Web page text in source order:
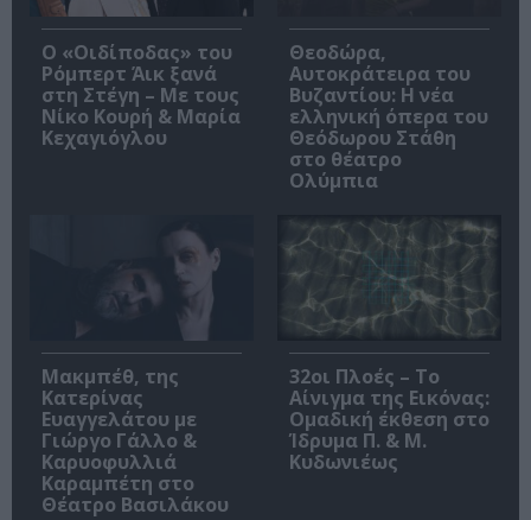
O «Οιδίποδας» του
Ρόμπερτ Άικ ξανά
στη Στέγη – Με τους
Νίκο Κουρή & Μαρία
Κεχαγιόγλου
Θεοδώρα,
Αυτοκράτειρα του
Βυζαντίου: Η νέα
ελληνική όπερα του
Θεόδωρου Στάθη
στο θέατρο
Ολύμπια
Μακμπέθ, της
Κατερίνας
Ευαγγελάτου με
Γιώργο Γάλλο &
Καρυοφυλλιά
Καραμπέτη στο
Θέατρο Βασιλάκου
32οι Πλοές – Το
Αίνιγμα της Εικόνας:
Ομαδική έκθεση στο
Ίδρυμα Π. & Μ.
Κυδωνιέως